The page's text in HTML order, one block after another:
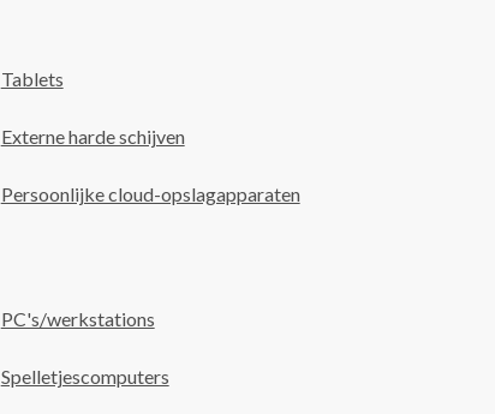
Tablets
Externe harde schijven
Persoonlijke cloud-opslagapparaten
PC's/werkstations
Spelletjescomputers